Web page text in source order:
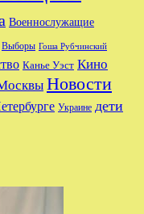
Военнослужащие
Выборы Гоша Рубчинский
Канье Уэст Кино
Новости
Украине дети